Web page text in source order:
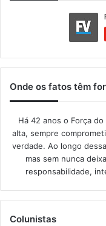
Onde os fatos têm
Há 42 anos o Força
alta, sempre
verdade. Ao longo
mas sem nunca
responsabilidade,
Colunistas